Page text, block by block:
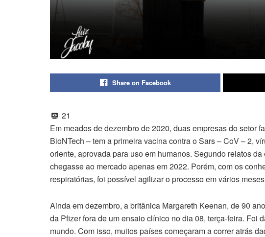
Share on Facebook
21
Em meados de dezembro de 2020, duas empresas do setor
BioNTech – tem a primeira vacina contra o Sars – CoV – 2,
oriente, aprovada para uso em humanos. Segundo relatos
chegasse ao mercado apenas em 2022. Porém, com os
respiratórias, foi possível agilizar o processo em vários
Ainda em dezembro, a britânica Margareth Keenan, de 90
da Pfizer fora de um ensaio clínico no dia 08, terça-feira. Foi
mundo. Com isso, muitos países começaram a correr atrás